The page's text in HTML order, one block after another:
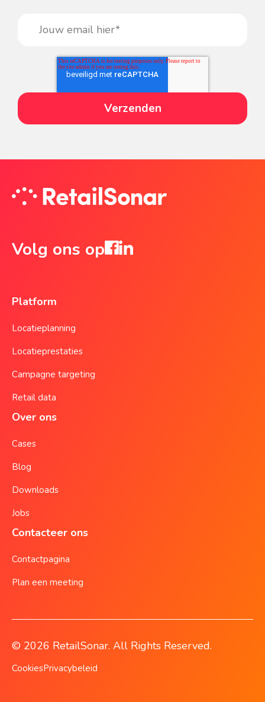
Volg ons op
Platform
Locatieplanning
Locatieprestaties
Campagne targeting
Retail data
Over ons
Cases
Blog
Downloads
Jobs
Contacteer ons
Contactpagina
Plan een meeting
© 2026 RetailSonar. All Rights Reserved.
CookiesPrivacybeleid